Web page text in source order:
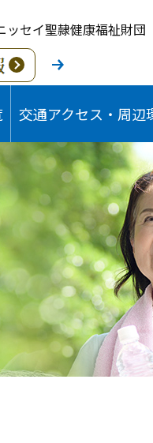
ッセイ聖隷健康福祉財団
交通アクセス・周辺